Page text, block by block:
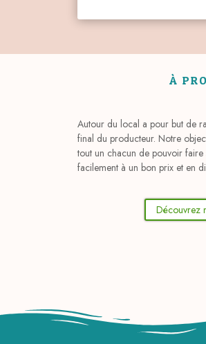
À
Autour du local a pour but de
final du producteur. Notre
tout un chacun de pouvoir faire
facilement à un bon prix et en
Découvrez